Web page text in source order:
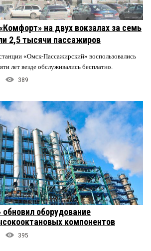
на двух вокзалах за семь
2,5 тысячи пассажиров
«Омск-Пассажирский» воспользовались
лет везде обслуживались бесплатно.
389
оборудование
компонентов
395